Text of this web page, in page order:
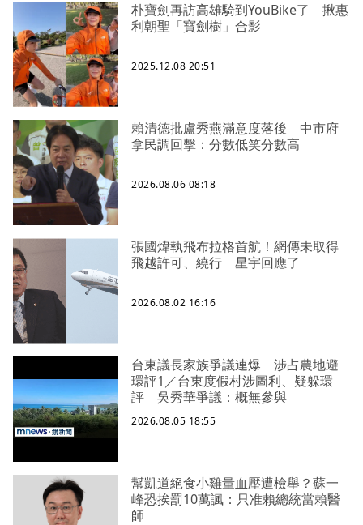
朴寶劍再訪高雄騎到YouBike了 揪惠
利朝聖「寶劍樹」合影
2025.12.08 20:51
賴清德批盧秀燕滿意度落後 中市府
拿民調回擊：分數低笑分數高
2026.08.06 08:18
張國煒執飛布拉格首航！網傳未取得
飛越許可、繞行 星宇回應了
2026.08.02 16:16
台東議長家族爭議連爆 涉占農地避
環評1／台東度假村涉圖利、疑躲環
評 吳秀華爭議：概無參與
2026.08.05 18:55
幫凱道絕食小雞量血壓遭檢舉？蘇一
峰恐挨罰10萬諷：只准賴總統當賴醫
師